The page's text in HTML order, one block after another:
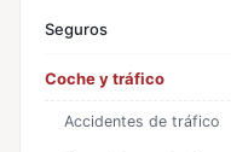
Seguros
Coche y tráfico
Accidentes de tráfico